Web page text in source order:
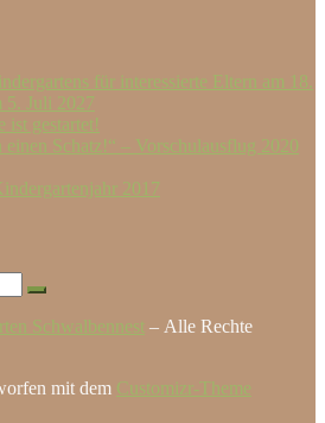
für interessierte Eltern am 18.
5. Juli 2027
ist gestartet!
Schatz!“ – Vorschulausflug 2020
2017
Suchen …
Schwalbennest – Alle Rechte
mit dem Customizr-Theme